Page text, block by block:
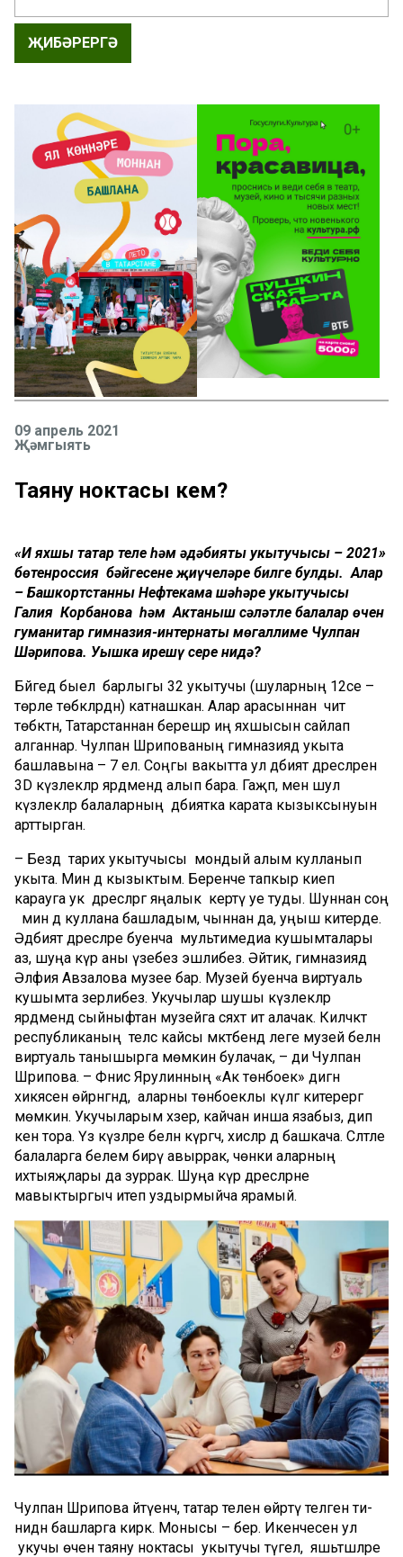
ҖИБӘРЕРГӘ
09 апрель 2021
Җәмгыять
Таяну ноктасы кем?
«Иң яхшы татар теле һәм әдәбияты укытучысы – 2021»
бөтенроссия бәйгесенең җиңүчеләре билге булды. Алар
– Башкортстанның Нефтекама шәһәре укытучысы
Галия Корбанова һәм Актаныш сәләтле балалар өчен
гуманитар гимназия-интернаты мөгаллиме Чулпан
Шәрипова. Уңышка ирешү сере нидә?
Бәйгедә быел барлыгы 32 укытучы (шуларның 12се –
төрле төбәкләрдән) катнашкан. Алар арасыннан чит
төбәктән, Татарстаннан берешәр иң яхшысын сайлап
алганнар. Чулпан Шәрипованың гимназиядә укыта
башлавына – 7 ел. Соңгы вакытта ул әдәбият дәресләрен
3D күзлекләр ярдәмендә алып бара. Гаҗәп, менә шул
күзлекләр балаларның әдәбиятка карата кызыксынуын
арттырган.
– Бездә тарих укытучысы мондый алым кулланып
укыта. Мин дә кызыктым. Беренче тапкыр киеп
карауга ук дәресләргә яңалык кертү уе туды. Шуннан соң
мин дә куллана башладым, чыннан да, уңыш китерде.
Әдәбият дәресләре буенча мультимедиа кушымталары
аз, шуңа күрә аны үзебез эшлибез. Әйтик, гимназиядә
Әлфия Авзалова музее бар. Музей буенча виртуаль
кушымта әзерлибез. Укучылар шушы күзлекләр
ярдәмендә сыйныфтан музейга сәяхәт итә алачак. Киләчәктә
республиканың теләсә кайсы мәктәбендә әлеге музей белән
виртуаль танышырга мөмкин булачак, – ди Чулпан
Шәрипова. – Фәнис Ярулинның «Ак төнбоек» дигән
хикәясен өйрәнгәндә, аларны төнбоеклы күлгә китерергә
мөмкин. Укучыларым хәзер, кайчан инша язабыз, дип
кенә тора. Үз күзләре белән күргәч, хисләр дә башкача. Сәләтле
балаларга белем бирү авыррак, чөнки аларның
ихтыяҗлары да зуррак. Шуңа күрә дәресләрне
мавыктыргыч итеп уздырмыйча ярамый.
Чулпан Шәрипова әйтүенчә, татар телен өйрәтү теләген әти-
әнидән башларга кирәк. Монысы – бер. Икенчесен ул
укучы өчен таяну ноктасы укытучы түгел, яшьтәшләре